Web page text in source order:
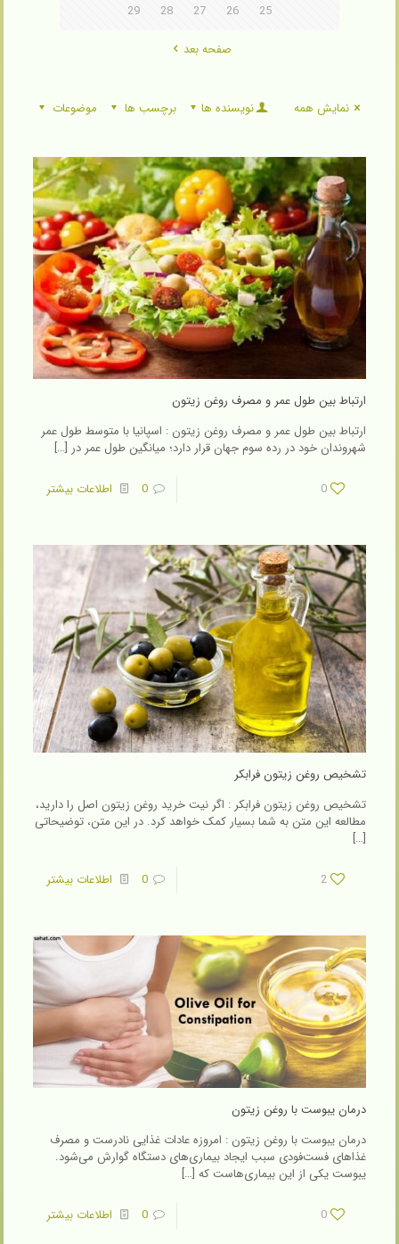
25
26
27
28
29
صفحه بعد
موضوعات برچسب ها نویسنده ها نمایش همه
ارتباط بین طول عمر و مصرف روغن زیتون
ارتباط بین طول عمر و مصرف روغن زیتون : اسپانیا با متوسط طول عمر
شهروندان خود در رده سوم جهان قرار دارد؛ میانگین طول عمر در […]
0
0 اطلاعات بیشتر
تشخیص روغن زیتون فرابکر
تشخیص روغن زیتون فرابکر : اگر نیت خرید روغن زیتون اصل را دارید،
مطالعه این متن به شما بسیار کمک خواهد کرد. در این متن، توضیحاتی
[…]
2
0 اطلاعات بیشتر
درمان یبوست با روغن زیتون
درمان یبوست با روغن زیتون : امروزه عادات غذایی نادرست و مصرف
غذاهای فست‌فودی سبب ایجاد بیماری‌های دستگاه گوارش می‌شود.
یبوست یکی از این بیماری‌هاست که […]
0
0 اطلاعات بیشتر